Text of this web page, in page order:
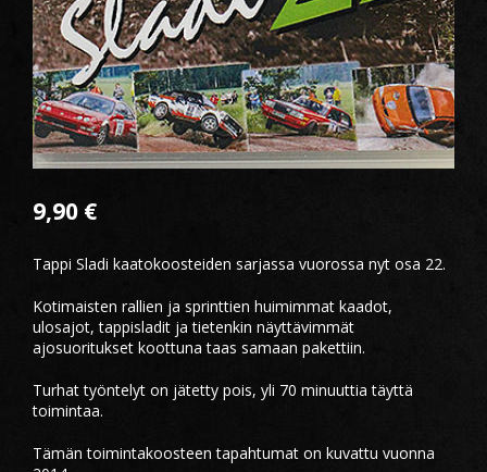
9,90 €
Tappi Sladi kaatokoosteiden sarjassa vuorossa nyt osa 22.
Kotimaisten rallien ja sprinttien huimimmat kaadot,
ulosajot, tappisladit ja tietenkin näyttävimmät
ajosuoritukset koottuna taas samaan pakettiin.
Turhat työntelyt on jätetty pois, yli 70 minuuttia täyttä
toimintaa.
Tämän toimintakoosteen tapahtumat on kuvattu vuonna